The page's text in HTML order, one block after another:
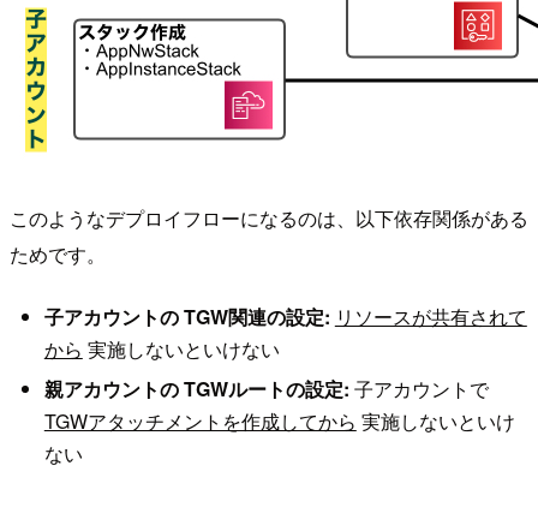
このようなデプロイフローになるのは、以下依存関係がある
ためです。
子アカウントの TGW関連の設定: リソースが共有されて
から 実施しないといけない
親アカウントの TGWルートの設定: 子アカウントで
TGWアタッチメントを作成してから 実施しないといけ
ない